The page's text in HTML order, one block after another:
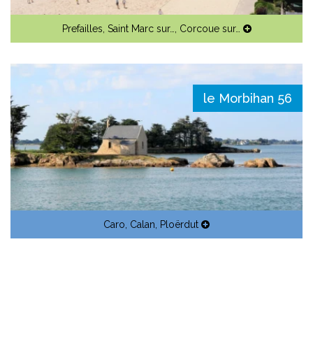
Prefailles, Saint Marc sur…, Corcoue sur…
le Morbihan 56
Caro, Calan, Ploërdut